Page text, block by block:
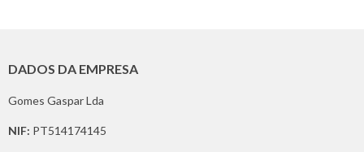
DADOS DA EMPRESA
Gomes Gaspar Lda
NIF: PT514174145